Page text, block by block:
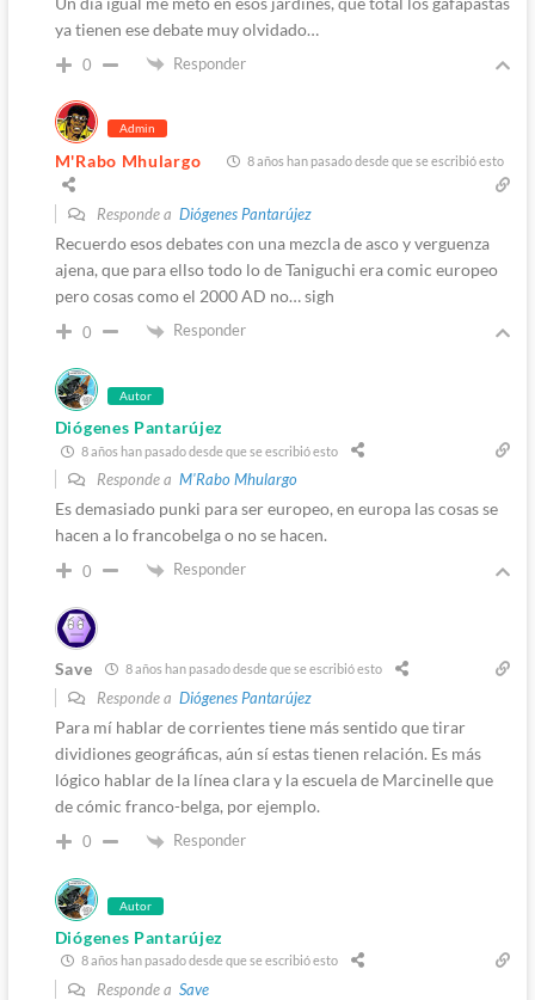
ya tienen ese debate muy olvidado…
0 Responder
Admin
M'Rabo Mhulargo 8 años han pasado desde que se escribió esto
Responde a Diógenes Pantarújez
Recuerdo esos debates con una mezcla de asco y verguenza
ajena, que para ellso todo lo de Taniguchi era comic europeo
pero cosas como el 2000 AD no… sigh
0 Responder
Autor
Diógenes Pantarújez
8 años han pasado desde que se escribió esto
Responde a M'Rabo Mhulargo
Es demasiado punki para ser europeo, en europa las cosas se
hacen a lo francobelga o no se hacen.
0 Responder
Save 8 años han pasado desde que se escribió esto
Responde a Diógenes Pantarújez
Para mí hablar de corrientes tiene más sentido que tirar
dividiones geográficas, aún sí estas tienen relación. Es más
lógico hablar de la línea clara y la escuela de Marcinelle que
de cómic franco-belga, por ejemplo.
0 Responder
Autor
Diógenes Pantarújez
8 años han pasado desde que se escribió esto
Responde a Save